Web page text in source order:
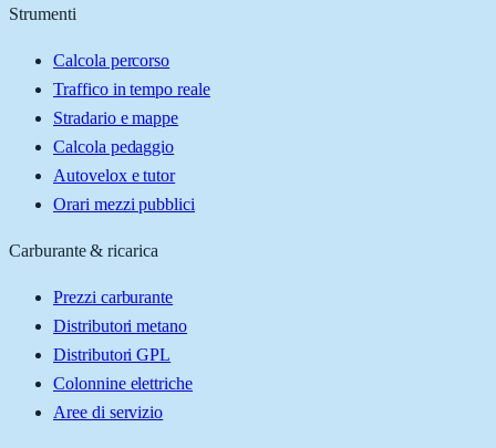
Strumenti
Calcola percorso
Traffico in tempo reale
Stradario e mappe
Calcola pedaggio
Autovelox e tutor
Orari mezzi pubblici
Carburante & ricarica
Prezzi carburante
Distributori metano
Distributori GPL
Colonnine elettriche
Aree di servizio